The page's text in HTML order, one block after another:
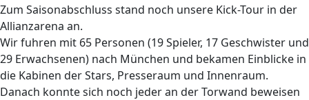
Zum Saisonabschluss stand noch unsere Kick-Tour in der
Allianzarena an.
Wir fuhren mit 65 Personen (19 Spieler, 17 Geschwister und
29 Erwachsenen) nach München und bekamen Einblicke in
die Kabinen der Stars, Presseraum und Innenraum.
Danach konnte sich noch jeder an der Torwand beweisen